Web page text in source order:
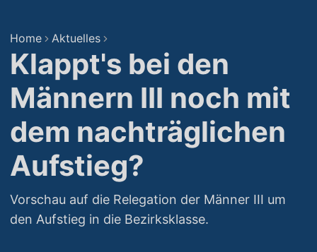
Home Aktuelles
Klappt's bei den
Männern III noch mit
dem nachträglichen
Aufstieg?
Vorschau auf die Relegation der Männer III um
den Aufstieg in die Bezirksklasse.